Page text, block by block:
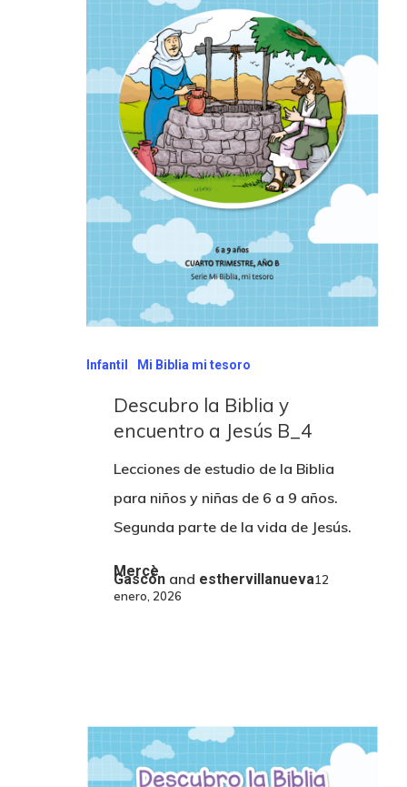
Infantil Mi Biblia mi tesoro
Descubro la Biblia y
encuentro a Jesús B_4
Lecciones de estudio de la Biblia
para niños y niñas de 6 a 9 años.
Segunda parte de la vida de Jesús.
Mercè
Gascón and esthervillanueva12
enero, 2026